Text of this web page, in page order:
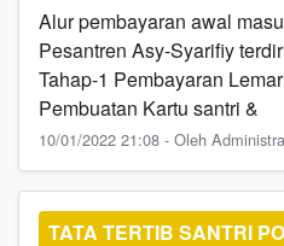
Alur pembayaran awal
Pesantren Asy-Syarifiy
Tahap-1 Pembayaran
Pembuatan Kartu santri &
10/01/2022 21:08 - Oleh
TATA TERTIB SANTRI